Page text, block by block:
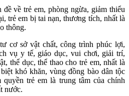
về trẻ em, phòng ngừa, giảm thiểu
trẻ em bị tai nạn, thương tích, nhất là
thông.
cơ sở vật chất, công trình phúc lợi,
vụ y tế, giáo dục, vui chơi, giải trí,
thể dục, thể thao cho trẻ em, nhất là
khó khăn, vùng đồng bào dân tộc
trẻ em là trung tâm của chính
nước.